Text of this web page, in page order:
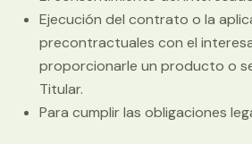
Ejecución del contrato o la
precontractuales con el
proporcionarle un producto o
Titular.
Para cumplir las obligaciones